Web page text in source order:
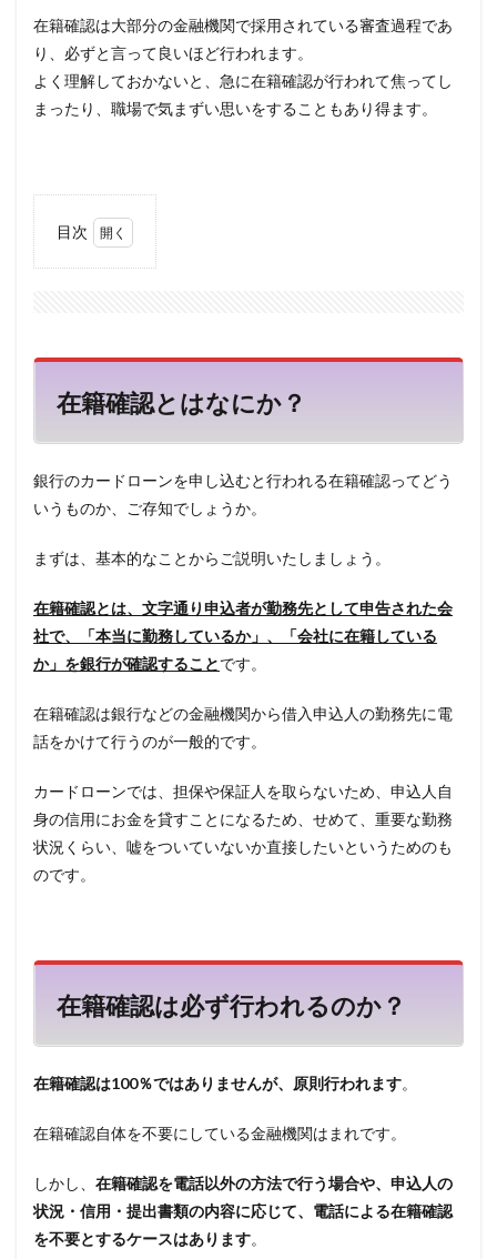
在籍確認は大部分の金融機関で採用されている審査過程であ
り、必ずと言って良いほど行われます。
よく理解しておかないと、急に在籍確認が行われて焦ってし
まったり、職場で気まずい思いをすることもあり得ます。
目次
か？
2
在籍
ず行
われ
るの
在籍
確認
では
何が
行わ
の
か？
専業
主婦
込人
の場
や、
アル
トで
も連
絡は
6
確認
なし
で借
りる
在籍確認とはなにか？
銀行のカードローンを申し込むと行われる在籍確認ってどう
いうものか、ご存知でしょうか。
まずは、基本的なことからご説明いたしましょう。
在籍確認とは、文字通り申込者が勤務先として申告された会
社で、「本当に勤務しているか」、「会社に在籍している
か」を銀行が確認することです。
在籍確認は銀行などの金融機関から借入申込人の勤務先に電
話をかけて行うのが一般的です。
カードローンでは、担保や保証人を取らないため、申込人自
身の信用にお金を貸すことになるため、せめて、重要な勤務
状況くらい、嘘をついていないか直接したいというためのも
のです。
在籍確認は必ず行われるのか？
在籍確認は100％ではありませんが、原則行われます。
在籍確認自体を不要にしている金融機関はまれです。
しかし、 在籍確認を電話以外の方法で行う場合や、申込人の
状況・信用・提出書類の内容に応じて、電話による在籍確認
を不要とするケースはあります。